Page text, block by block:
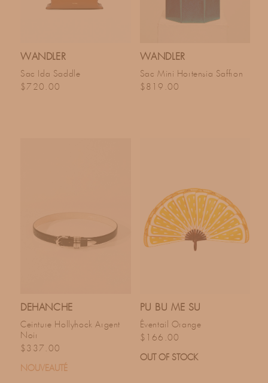
WANDLER
Sac Ida Saddle
Prix habituel
$720.00
WANDLER
Sac Mini Hortensia Saffron
Prix habituel
$819.00
DEHANCHE
Ceinture Hollyhock Argent
Noir
Prix habituel
$337.00
NOUVEAUTÉ
PU BU ME SU
Éventail Orange
Prix habituel
$166.00
OUT OF STOCK